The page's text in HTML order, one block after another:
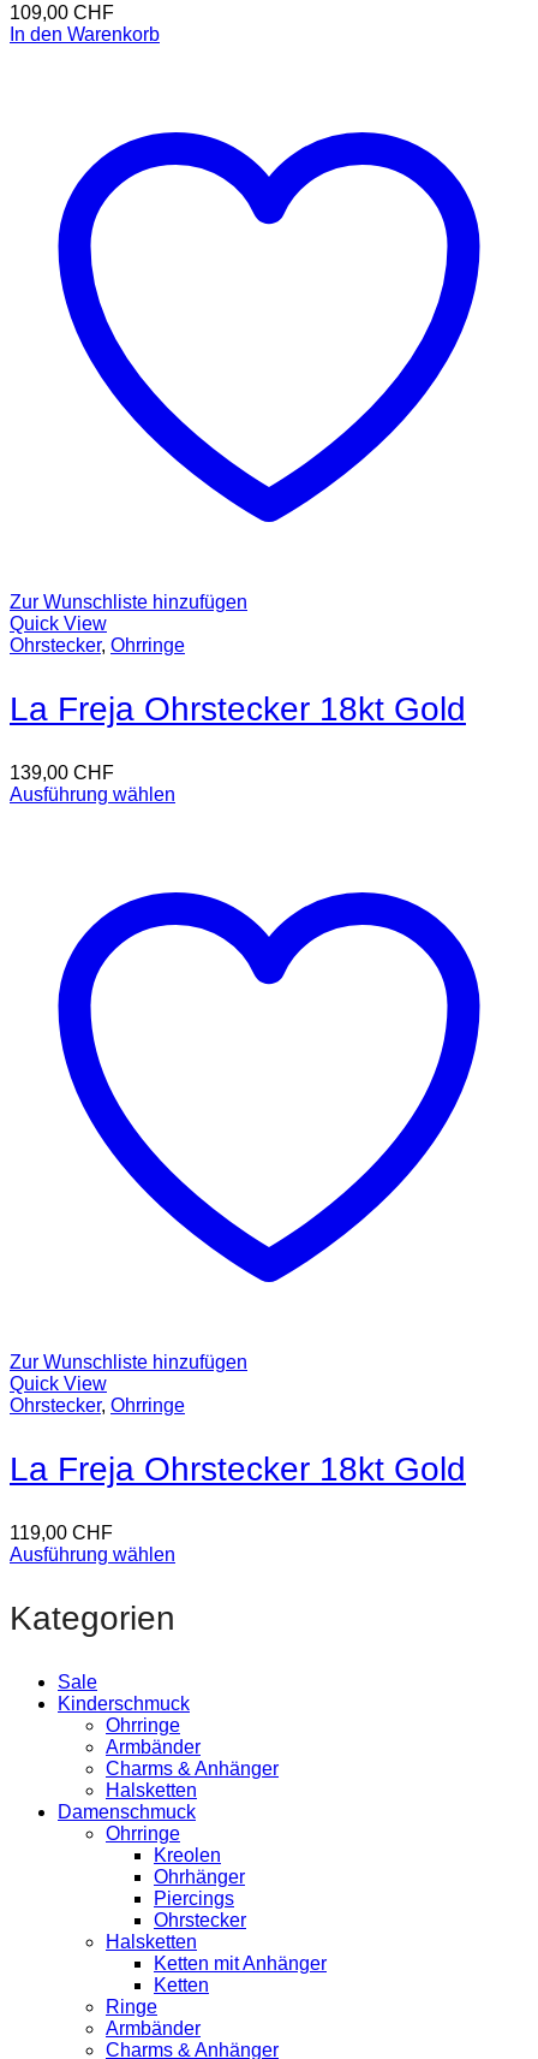
109,00 CHF
In den Warenkorb
Zur Wunschliste hinzufügen
Quick View
Ohrstecker, Ohrringe
La Freja Ohrstecker 18kt Gold
139,00 CHF
Ausführung wählen
Zur Wunschliste hinzufügen
Quick View
Ohrstecker, Ohrringe
La Freja Ohrstecker 18kt Gold
119,00 CHF
Ausführung wählen
Kategorien
Sale
Kinderschmuck
Ohrringe
Armbänder
Charms & Anhänger
Halsketten
Damenschmuck
Ohrringe
Kreolen
Ohrhänger
Piercings
Ohrstecker
Halsketten
Ketten mit Anhänger
Ketten
Ringe
Armbänder
Charms & Anhänger